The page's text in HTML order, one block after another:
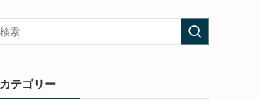
カテゴリー